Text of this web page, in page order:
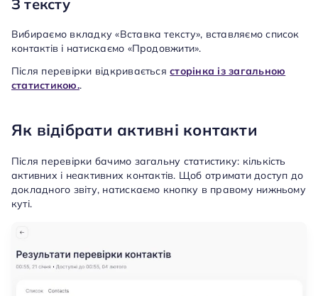
З тексту
Вибираємо вкладку «Вставка тексту», вставляємо список
контактів і натискаємо «Продовжити».
Після перевірки відкриваєтьсясторінка із загальною
статистикою..
Як відібрати активні контакти
Після перевірки бачимо загальну статистику: кількість
активних і неактивних контактів. Щоб отримати доступ до
докладного звіту, натискаємо кнопку в правому нижньому
куті.